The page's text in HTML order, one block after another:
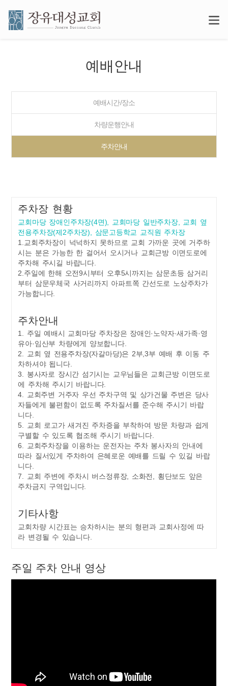
예배안내
예배시간/장소
차량운행안내
주차안내
주차장 현황
교회마당 장애인주차장(4면), 교회마당 일반주차장, 교회 옆
전용주차장(제2주차장), 삼문고등학교 교직원 주차장
1.교회주차장이 넉넉하지 못하므로 교회 가까운 곳에 거주하
시는 분은 가능한 한 걸어서 오시거나 교회근방 이면도로에
주차해 주시길 바랍니다.
2.주일에 한해 오전9시부터 오후5시까지는 삼문초등 삼거리
부터 삼문우체국 사거리까지 아파트쪽 간선도로 노상주차가
가능합니다.
주차안내
1. 주일 예배시 교회마당 주차장은 장애인·노약자·새가족·영
유아·임산부 차량에게 양보합니다.
2. 교회 옆 전용주차장(자갈마당)은 2부,3부 예배 후 이동 주
차하셔야 됩니다.
3. 봉사자로 장시간 섬기시는 교우님들은 교회근방 이면도로
에 주차해 주시기 바랍니다.
4. 교회주변 거주자 우선 주차구역 및 상가건물 주변은 당사
자들에게 불편함이 없도록 주차질서를 준수해 주시기 바랍
니다.
5. 교회 로고가 새겨진 주차증을 부착하여 방문 차량과 쉽게
구별할 수 있도록 협조해 주시기 바랍니다.
6. 교회주차장을 이용하는 운전자는 주차 봉사자의 안내에
따라 질서있게 주차하여 은혜로운 예배를 드릴 수 있길 바랍
니다.
7. 교회 주변에 주차시 버스정류장, 소화전, 횡단보도 앞은
주차금지 구역입니다.
기타사항
교회차량 시간표는 승차하시는 분의 형편과 교회사정에 따
라 변경될 수 있습니다.
주일 주차 안내 영상